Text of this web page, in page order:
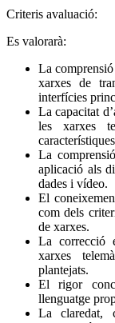
Criteris avaluació:
Es valorarà:
La
xarxes de
interfícies
La capacitat
les xarxes
La
aplicació als
dades i vídeo.
El
com dels
de xarxes.
La correcció
xarxes
plantejats.
El rigor
llenguatge
La claredat,